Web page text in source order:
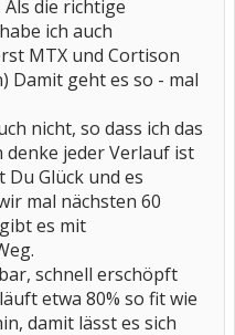
die richtige
ich auch
MTX und Cortison
Damit geht es so - mal
nicht, so dass ich das
denke jeder Verlauf ist
Glück und es
mal nächsten 60
es mit
schnell erschöpft
etwa 80% so fit wie
damit lässt es sich